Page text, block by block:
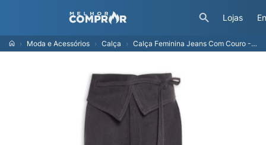
Lojas
Moda e Acessórios Calça Calça Feminina Jeans Com Couro - Cinza